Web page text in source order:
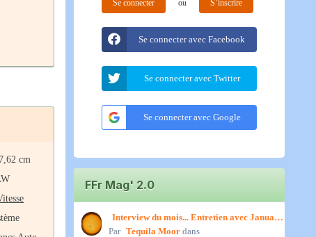
cm
Se connecter ou S’inscrire
Se connecter avec Facebook
Se connecter avec Twitter
Se connecter avec Google
FFr Mag' 2.0
Interview du mois... Entretien avec January,
par Titenath
Par Tequila Moor dans